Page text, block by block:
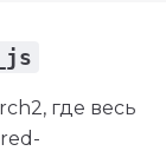
где весь